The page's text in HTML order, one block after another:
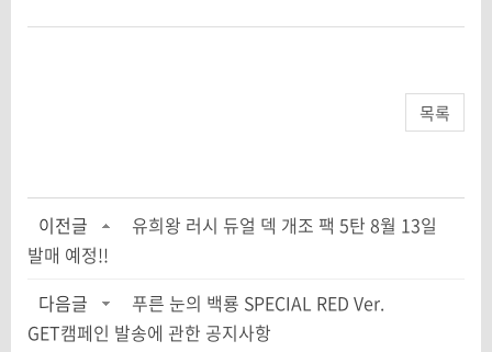
목록
이전글
유희왕 러시 듀얼 덱 개조 팩 5탄 8월 13일
발매 예정!!
다음글
푸른 눈의 백룡 SPECIAL RED Ver.
GET캠페인 발송에 관한 공지사항